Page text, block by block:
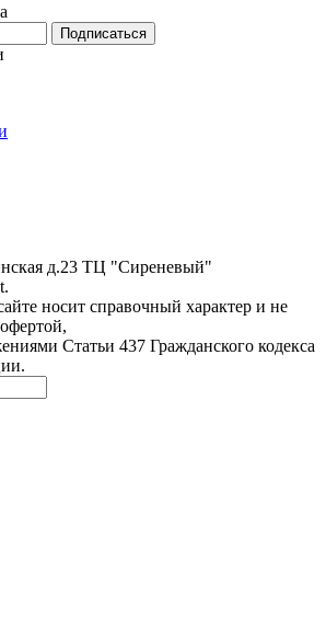
д.23 ТЦ "Сиреневый"
носит справочный характер и не
Статьи 437 Гражданского кодекса